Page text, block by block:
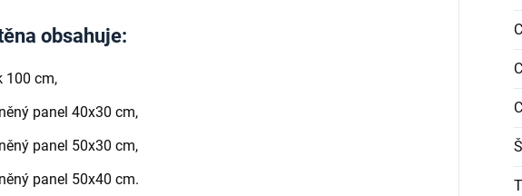
obsahuje:
100 cm,
panel 40x30 cm,
panel 50x30 cm,
panel 50x40 cm.